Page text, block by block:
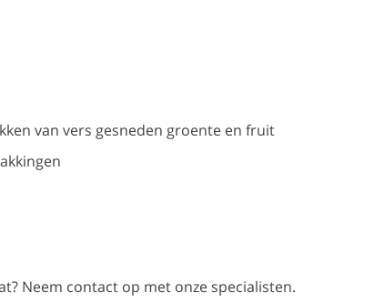
van vers gesneden groente en fruit
Neem contact op met onze specialisten.